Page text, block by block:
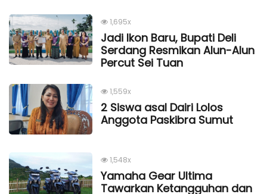
1,695x
Jadi Ikon Baru, Bupati Deli
Serdang Resmikan Alun-Alun
Percut Sei Tuan
1,559x
2 Siswa asal Dairi Lolos
Anggota Paskibra Sumut
1,548x
Yamaha Gear Ultima
Tawarkan Ketangguhan dan